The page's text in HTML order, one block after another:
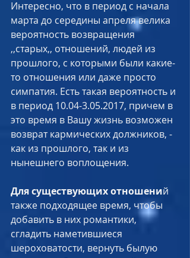
Интересно, что в период с начала
марта до середины апреля велика
вероятность возвращения
,,старых,, отношений, людей из
прошлого, с которыми были какие-
то отношения или даже просто
симпатия. Есть такая вероятность и
в период 10.04-3.05.2017, причем в
это время в Вашу жизнь возможен
возврат кармических должников, -
как из прошлого, так и из
нынешнего воплощения.
Для существующих отношений
также подходящее время, чтобы
добавить в них романтики,
сгладить наметившиеся
шероховатости, вернуть былую